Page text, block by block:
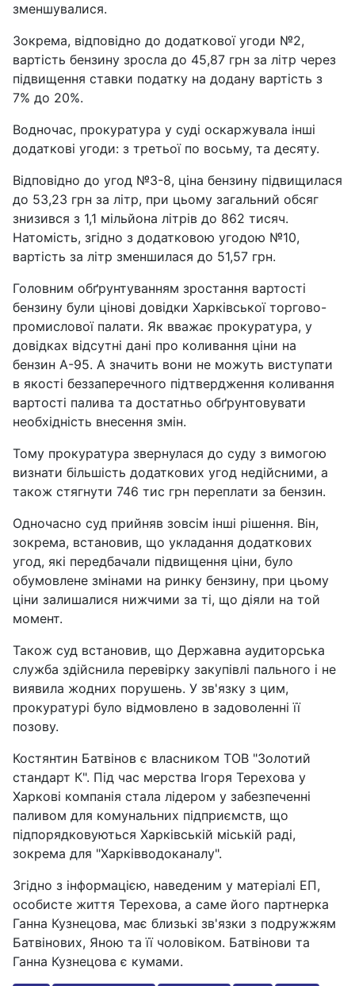
зменшувалися.
Зокрема, відповідно до додаткової угоди №2,
вартість бензину зросла до 45,87 грн за літр через
підвищення ставки податку на додану вартість з
7% до 20%.
Водночас, прокуратура у суді оскаржувала інші
додаткові угоди: з третьої по восьму, та десяту.
Відповідно до угод №3-8, ціна бензину підвищилася
до 53,23 грн за літр, при цьому загальний обсяг
знизився з 1,1 мільйона літрів до 862 тисяч.
Натомість, згідно з додатковою угодою №10,
вартість за літр зменшилася до 51,57 грн.
Головним обґрунтуванням зростання вартості
бензину були цінові довідки Харківської торгово-
промислової палати. Як вважає прокуратура, у
довідках відсутні дані про коливання ціни на
бензин А-95. А значить вони не можуть виступати
в якості беззаперечного підтвердження коливання
вартості палива та достатньо обґрунтовувати
необхідність внесення змін.
Тому прокуратура звернулася до суду з вимогою
визнати більшість додаткових угод недійсними, а
також стягнути 746 тис грн переплати за бензин.
Одночасно суд прийняв зовсім інші рішення. Він,
зокрема, встановив, що укладання додаткових
угод, які передбачали підвищення ціни, було
обумовлене змінами на ринку бензину, при цьому
ціни залишалися нижчими за ті, що діяли на той
момент.
Також суд встановив, що Державна аудиторська
служба здійснила перевірку закупівлі пального і не
виявила жодних порушень. У зв'язку з цим,
прокуратурі було відмовлено в задоволенні її
позову.
Костянтин Батвінов є власником ТОВ "Золотий
стандарт К". Під час мерства Ігоря Терехова у
Харкові компанія стала лідером у забезпеченні
паливом для комунальних підприємств, що
підпорядковуються Харківській міській раді,
зокрема для "Харківводоканалу".
Згідно з інформацією, наведеним у матеріалі ЕП,
особисте життя Терехова, а саме його партнерка
Ганна Кузнецова, має близькі зв'язки з подружжям
Батвінових, Яною та її чоловіком. Батвінови та
Ганна Кузнецова є кумами.